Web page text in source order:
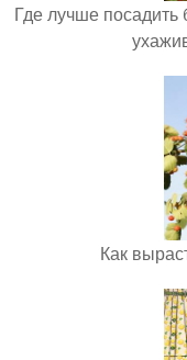
Где лучше посадить
Как